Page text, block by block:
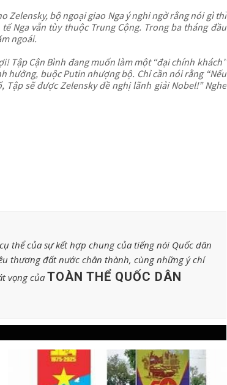
Zelensky, bộ ngoại giao Nga ý nghi ngờ rằng nói gì thì
Nga vẫn tùy thuộc Trung Cộng. Trong ba tháng đầu
ngoái.
Tập Cận Bình đang muốn làm một “đại chính khách”
hưởng, buộc Putin nhượng bộ. Chỉ cần nói rằng “Nếu
sẽ được Zelensky đề nghị lãnh giải Nobel!” Nghe
thể của sự kết hợp chung của tiếng nói Quốc dân
thương đất nước chân thành, cùng những ý chí
vọng của TOÀN THỂ QUỐC DÂN